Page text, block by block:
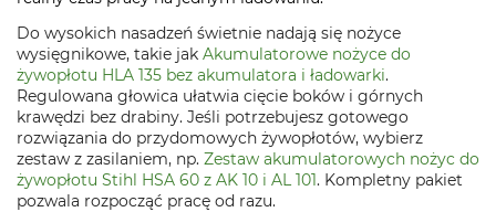
Do wysokich nasadzeń świetnie nadają się nożyce
wysięgnikowe, takie jak Akumulatorowe nożyce do
żywopłotu HLA 135 bez akumulatora i ładowarki.
Regulowana głowica ułatwia cięcie boków i górnych
krawędzi bez drabiny. Jeśli potrzebujesz gotowego
rozwiązania do przydomowych żywopłotów, wybierz
zestaw z zasilaniem, np. Zestaw akumulatorowych nożyc do
żywopłotu Stihl HSA 60 z AK 10 i AL 101. Kompletny pakiet
pozwala rozpocząć pracę od razu.